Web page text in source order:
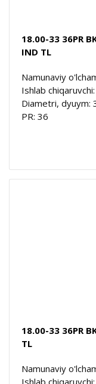
18.00-33 36PR
IND TL
Namunaviy
Ishlab
Diametri, dyuym:
PR: 36
18.00-33 36PR
TL
Namunaviy
Ishlab